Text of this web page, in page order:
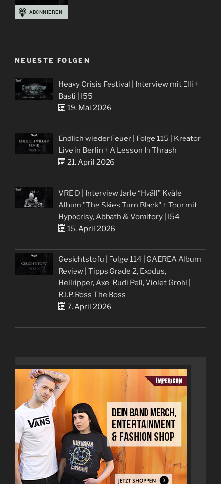
NEUESTE FOLGEN
Heavy Crisis Festival | Interview mit Elli +
Basti | I55
19. Mai 2026
Endlich wieder Feuer | Folge 115 | Kreator
Live in Berlin + A Lesson In Thrash
21. April 2026
VREID | Interview Jarle “Hváll” Kvåle |
Album "The Skies Turn Black" + Tour mit
Hypocrisy, Abbath & Vomitory | I54
15. April 2026
Gesichtstofu | Folge 114 | GAEREA Album
Review | Tipps Grade 2, Exodus,
Hellripper, Axel Rudi Pell, Violet Grohl |
R.I.P. Ross The Boss
7. April 2026